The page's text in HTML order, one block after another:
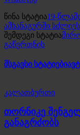
წინა სტატია19-
ამხანაგურში სძლიეს
შემდეგი სტატია
გაწვრთნის
მსგავსი სტატიები
კალათბურთი
თორნიკე
განაგრძობს